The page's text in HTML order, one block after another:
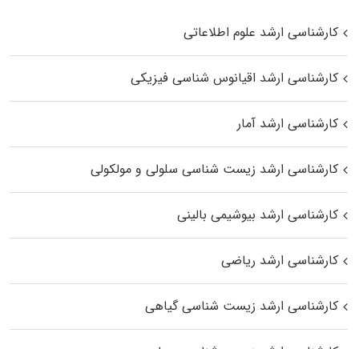
کارشناسی ارشد علوم اطلاعاتی
کارشناسی ارشد اقیانوس‌ شناسی فیزیکی
کارشناسی ارشد آمار
کارشناسی ارشد زیست شناسی سلولی و مولکولی
کارشناسی ارشد بیوشیمی بالینی
کارشناسی ارشد ریاضی
کارشناسی ارشد زیست‌ شناسی گیاهی